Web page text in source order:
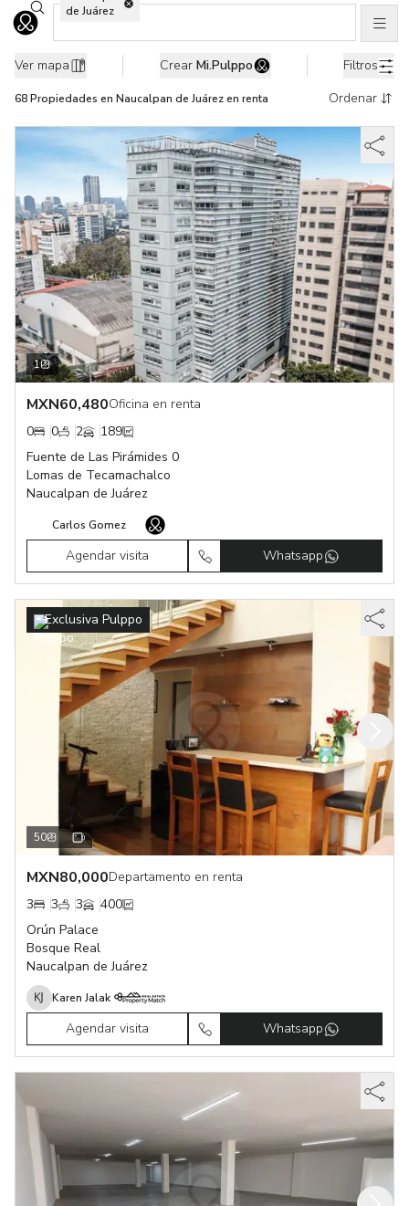
Ir al home
68 Propiedades en renta en Naucalpan de Juárez, Edo. de
Buscar ubicaciones
de Juárez
Ver mapa Crear Mi.Pulppo Filtros
68Propiedades en Naucalpan de Juárez en renta Ordenar
1
MXN60,480Oficina en renta
0
0 2
189
Fuente de Las Pirámides 0
Lomas de Tecamachalco
Naucalpan de Juárez
Carlos Gomez
Agendar visita Whatsapp
50
Exclusiva Pulppo
MXN80,000Departamento en renta
3
3 3
400
Orún Palace
Bosque Real
Naucalpan de Juárez
Karen Jalak
Agendar visita Whatsapp